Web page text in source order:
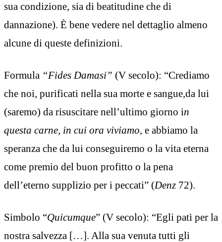
sua condizione, sia di beatitudine che di
dannazione). È bene vedere nel dettaglio almeno
alcune di queste definizioni.
Formula “Fides Damasi” (V secolo): “Crediamo
che noi, purificati nella sua morte e sangue,da lui
(saremo) da risuscitare nell’ultimo giorno in
questa carne, in cui ora viviamo, e abbiamo la
speranza che da lui conseguiremo o la vita eterna
come premio del buon profitto o la pena
dell’eterno supplizio per i peccati” (Denz 72).
Simbolo “Quicumque” (V secolo): “Egli patì per la
nostra salvezza […]. Alla sua venuta tutti gli